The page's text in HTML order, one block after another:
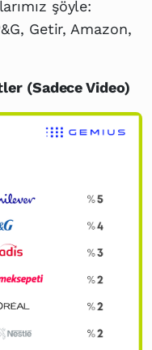
şöyle:
Getir, Amazon,
(Sadece Video)